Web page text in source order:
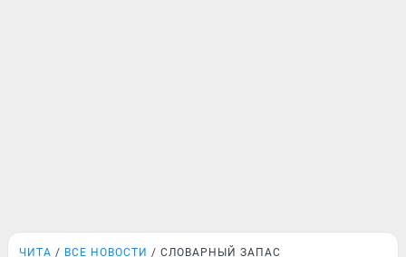
ЧИТА ВСЕ НОВОСТИ СЛОВАРНЫЙ ЗАПАС